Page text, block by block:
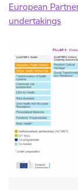
European
undertakings